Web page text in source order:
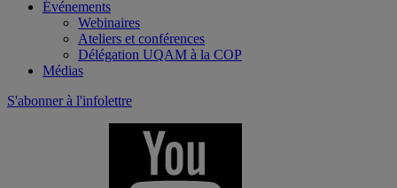
Événements
Webinaires
Ateliers et conférences
Délégation UQAM à la COP
Médias
S'abonner à l'infolettre